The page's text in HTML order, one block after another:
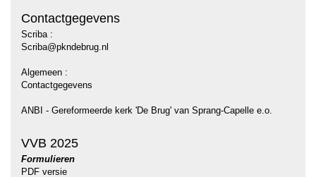
Contactgegevens
Scriba :
Scriba@pkndebrug.nl
Algemeen :
Contactgegevens
ANBI - Gereformeerde kerk 'De Brug' van Sprang-Capelle e.o.
VVB 2025
Formulieren
PDF versie